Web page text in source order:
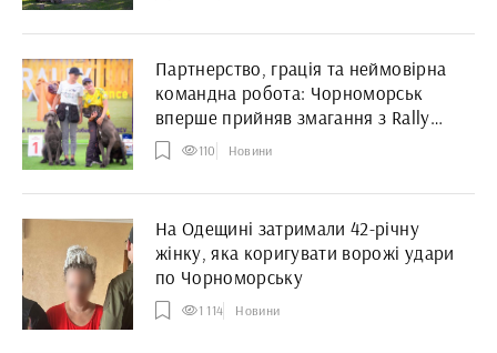
Партнерство, грація та неймовірна
командна робота: Чорноморськ
вперше прийняв змагання з Rally
Obedience
110 Новини
На Одещині затримали 42-річну
жінку, яка коригувати ворожі удари
по Чорноморську
1 114 Новини